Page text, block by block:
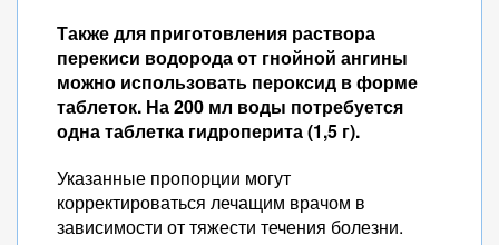
Также для приготовления раствора
перекиси водорода от гнойной ангины
можно использовать пероксид в форме
таблеток. На 200 мл воды потребуется
одна таблетка гидроперита (1,5 г).
Указанные пропорции могут
корректироваться лечащим врачом в
зависимости от тяжести течения болезни.